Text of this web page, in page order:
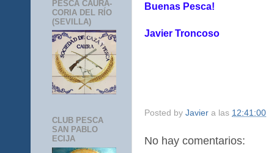
Buenas Pesca!
Javier Troncoso
Posted by Javier a las 12:41:00
No hay comentarios:
PESCA CAURA-
CORIA DEL RÍO
(SEVILLA)
CLUB PESCA
SAN PABLO
ECIJA